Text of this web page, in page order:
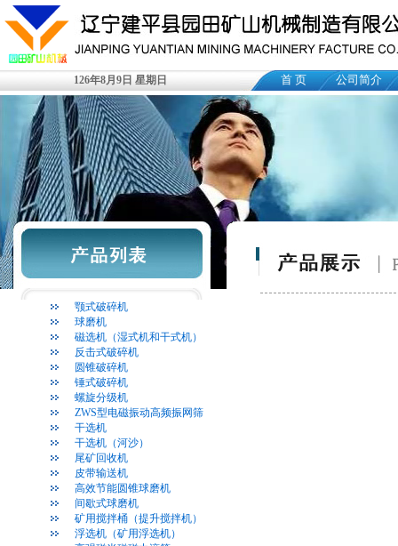
126年8月9日 星期日 首 页 公司简介
颚式破碎机
球磨机
磁选机（湿式机和干式机）
反击式破碎机
圆锥破碎机
锤式破碎机
螺旋分级机
ZWS型电磁振动高频振网筛
干选机
干选机（河沙）
尾矿回收机
皮带输送机
高效节能圆锥球磨机
间歇式球磨机
矿用搅拌桶（提升搅拌机）
浮选机（矿用浮选机）